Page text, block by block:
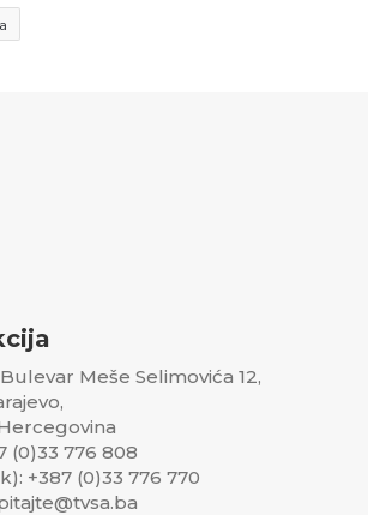
Meše Selimovića 12,
(0)33 776 808
+387 (0)33 776 770